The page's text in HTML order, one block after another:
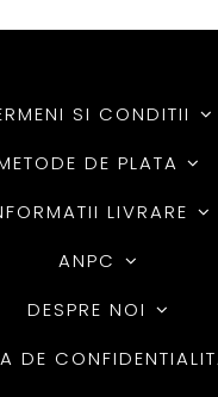
SI CONDITII
DE PLATA
LIVRARE
ANPC
DESPRE NOI
DE